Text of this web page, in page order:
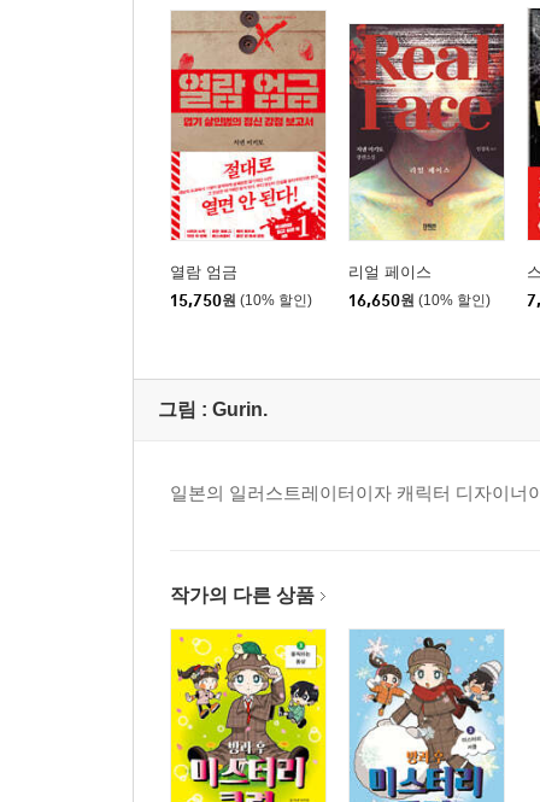
열람 엄금
15,750원 (10% 할인)
리얼 페이스
16,650원 (10% 할인)
그림 : Gurin.
일본의 일러스트레이터이자 캐릭터 디자이
작가의 다른 상품